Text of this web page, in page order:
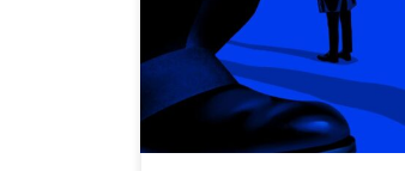
metido con todo el equipo hasta
irlandesa más internacional (con
O’Farrell) se atreve en su nueva
rascar en los lazos […]